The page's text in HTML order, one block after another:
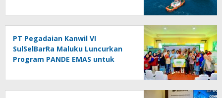
PT Pegadaian Kanwil VI
SulSelBarRa Maluku Luncurkan
Program PANDE EMAS untuk
Masyarakat